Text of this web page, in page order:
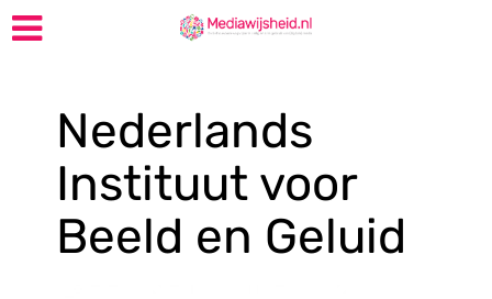
Nederlands
Instituut voor
Beeld en Geluid